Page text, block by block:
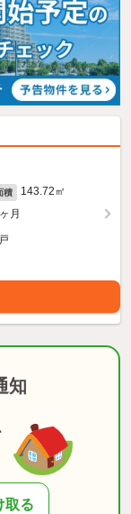
積 143.72㎡
月
知
取る